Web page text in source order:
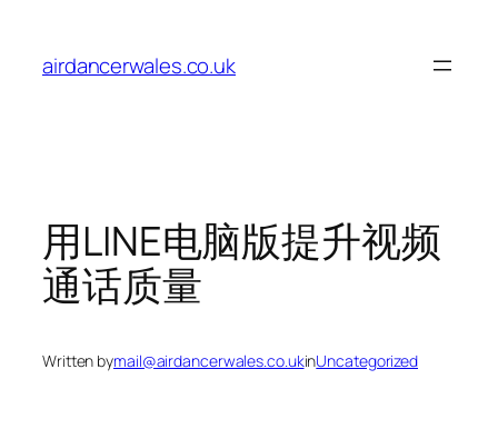
content
airdancerwales.co.uk
用LINE电脑版提升视频
通话质量
Written bymail@airdancerwales.co.ukinUncategorized